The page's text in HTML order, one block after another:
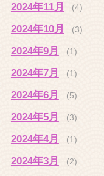
2024年11月 (4)
2024年10月 (3)
2024年9月 (1)
2024年7月 (1)
2024年6月 (5)
2024年5月 (3)
2024年4月 (1)
2024年3月 (2)